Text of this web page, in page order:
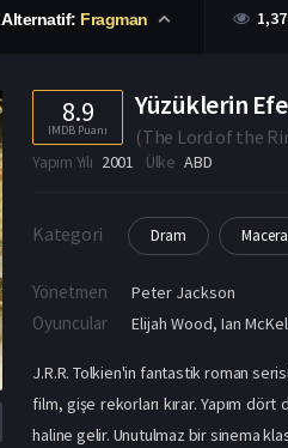
Alternatif: Fragman
8.9
IMDB Puanı
Yüzüklerin
(The Lord of the
Yapım Yılı 2001 Ülke ABD
Kategori Dram Macera
Yönetmen Peter Jackson
Oyuncular Elijah Wood,Ian
J.R.R. Tolkien'in fantastik roman
film, gişe rekorları kırar. Yapım
haline gelir. Unutulmaz bir sinema